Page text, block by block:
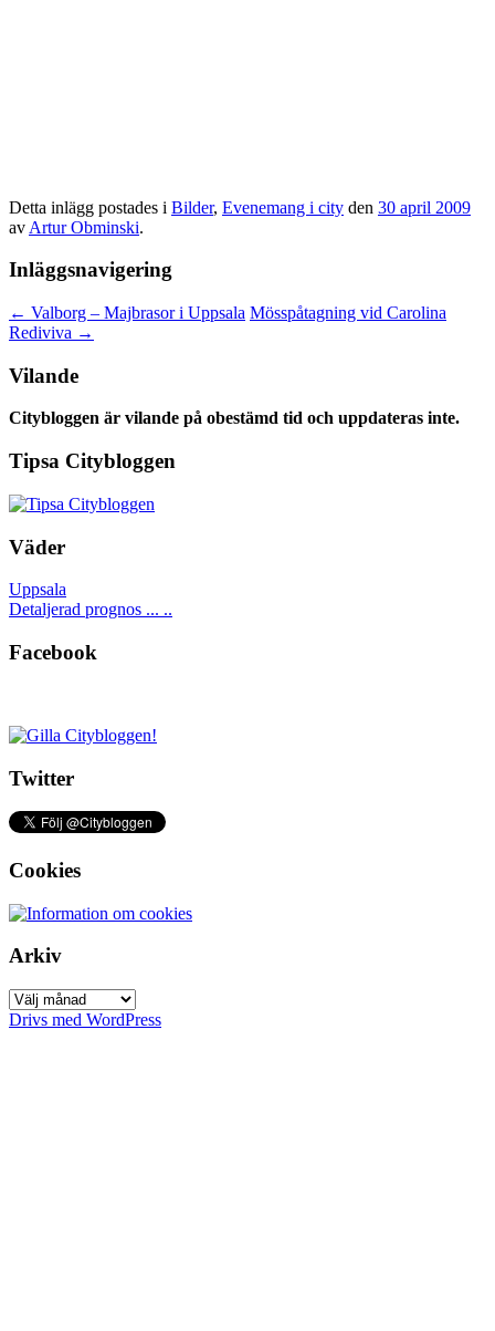
Detta inlägg postades i Bilder, Evenemang i city den 30 april 2009
av Artur Obminski.
Inläggsnavigering
← Valborg – Majbrasor i Uppsala Mösspåtagning vid Carolina
Rediviva →
Vilande
Citybloggen är vilande på obestämd tid och uppdateras inte.
Tipsa Citybloggen
Väder
Uppsala
Detaljerad prognos ... ..
Facebook
Twitter
Cookies
Arkiv
Arkiv
Drivs med WordPress